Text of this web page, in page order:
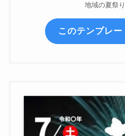
地域の夏祭
このテンプレー